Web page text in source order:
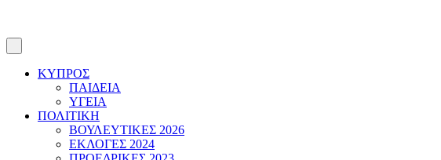
ΚΥΠΡΟΣ
ΠΑΙΔΕΙΑ
ΥΓΕΙΑ
ΠΟΛΙΤΙΚΗ
ΒΟΥΛΕΥΤΙΚΕΣ 2026
ΕΚΛΟΓΕΣ 2024